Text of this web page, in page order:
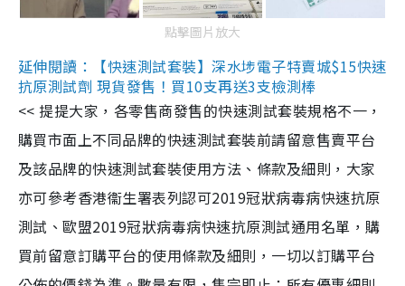
點擊圖片放大
延伸閱讀：【快速測試套裝】深水埗電子特賣城$15快速
抗原測試劑 現貨發售！買10支再送3支檢測棒
<< 提提大家，各零售商發售的快速測試套裝規格不一，
購買市面上不同品牌的快速測試套裝前請留意售賣平台
及該品牌的快速測試套裝使用方法、條款及細則，大家
亦可參考香港衞生署表列認可2019冠狀病毒病快速抗原
測試、歐盟2019冠狀病毒病快速抗原測試通用名單，購
買前留意訂購平台的使用條款及細則，一切以訂購平台